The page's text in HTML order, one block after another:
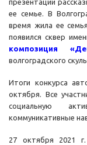
презентации
ее семье. В
время жила ее
появился сквер
композиция
волгоградского
Итоги конкурса
октября. Все
социальную
коммуникативные
27 октября 2021